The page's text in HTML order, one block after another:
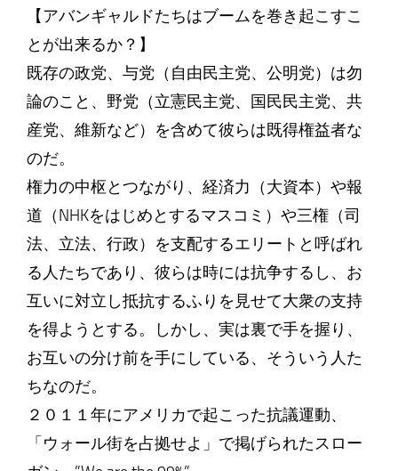
【アバンギャルドたちはブームを巻き起こすこ
とが出来るか？】
既存の政党、与党（自由民主党、公明党）は勿
論のこと、野党（立憲民主党、国民民主党、共
産党、維新など）を含めて彼らは既得権益者な
のだ。
権力の中枢とつながり、経済力（大資本）や報
道（NHKをはじめとするマスコミ）や三権（司
法、立法、行政）を支配するエリートと呼ばれ
る人たちであり、彼らは時には抗争するし、お
互いに対立し抵抗するふりを見せて大衆の支持
を得ようとする。しかし、実は裏で手を握り、
お互いの分け前を手にしている、そういう人た
ちなのだ。
２０１１年にアメリカで起こった抗議運動、
「ウォール街を占拠せよ」で掲げられたスロー